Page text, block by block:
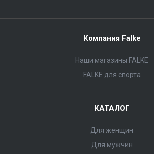
Компания Falke
Наши магазины FALKE
FALKE для спорта
КАТАЛОГ
Для женщин
Для мужчин